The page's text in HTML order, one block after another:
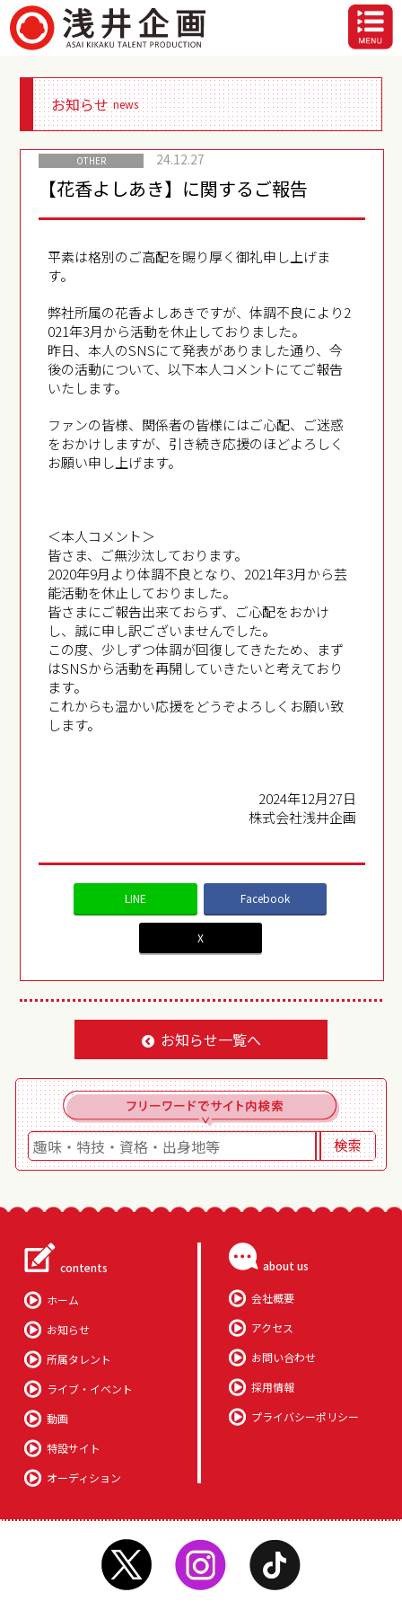
お知らせ news
OTHER 24.12.27
【花香よしあき】に関するご報告
平素は格別のご高配を賜り厚く御礼申し上げま
す。
弊社所属の花香よしあきですが、体調不良により2
021年3月から活動を休止しておりました。
昨日、本人のSNSにて発表がありました通り、今
後の活動について、以下本人コメントにてご報告
いたします。
ファンの皆様、関係者の皆様にはご心配、ご迷惑
をおかけしますが、引き続き応援のほどよろしく
お願い申し上げます。
＜本人コメント＞
皆さま、ご無沙汰しております。
2020年9月より体調不良となり、2021年3月から芸
能活動を休止しておりました。
皆さまにご報告出来ておらず、ご心配をおかけ
し、誠に申し訳ございませんでした。
この度、少しずつ体調が回復してきたため、まず
はSNSから活動を再開していきたいと考えており
ます。
これからも温かい応援をどうぞよろしくお願い致
します。
2024年12月27日
株式会社浅井企画
LINE Facebook
X
お知らせ一覧へ
contents
ホーム
お知らせ
所属タレント
ライブ・イベント
動画
特設サイト
オーディション
about us
会社概要
アクセス
お問い合わせ
採用情報
プライバシーポリシー